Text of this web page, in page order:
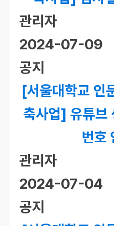
관리자
2024-07-09
공지
[서울대학교 인
축사업] 유튜브
번호
관리자
2024-07-04
공지